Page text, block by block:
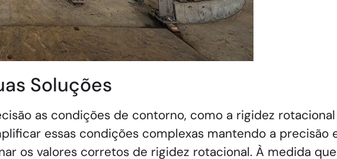
Soluções
as condições de contorno, como a rigidez
essas condições complexas mantendo a precisão
os valores corretos de rigidez rotacional. À medida